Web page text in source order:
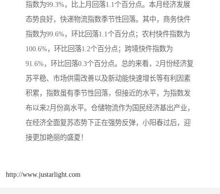
指数为99.3%，比上月回落1.1个百分点。本月经济发展
态势良好，快递物流指数季节性回落。其中，商务快件
指数为99.6%，环比回落1.1个百分点；农村快件指数为
100.6%，环比回落1.2个百分点；跨境快件指数为
91.6%，环比回落0.3个百分点。总的来看，2月份经济复
苏平稳、市场供需改善以及新动能快速增长等有利因素
积累，指数虽有季节性回落，但接近的水平，为指数发
布以来2月份高水平。仓储物流作为国民经济基出产业，
在经济全面复苏态势下正在强势反弹，小阳春过后，迎
接更加艳丽的盛夏！
http://www.justarlight.com